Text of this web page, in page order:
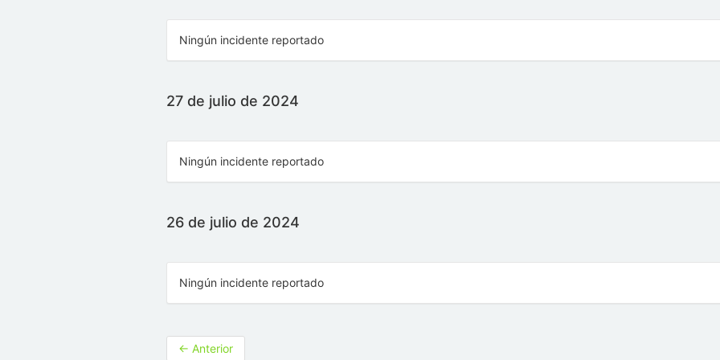
Ningún incidente reportado
27 de julio de 2024
Ningún incidente reportado
26 de julio de 2024
Ningún incidente reportado
← Anterior